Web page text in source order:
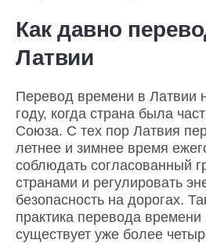
Как давно
Латвии
Перевод времени в Латвии
году, когда страна была
Союза. С тех пор Латвия
летнее и зимнее время
соблюдать согласованный
странами и регулировать
безопасность на дорогах.
практика перевода времени
существует уже более